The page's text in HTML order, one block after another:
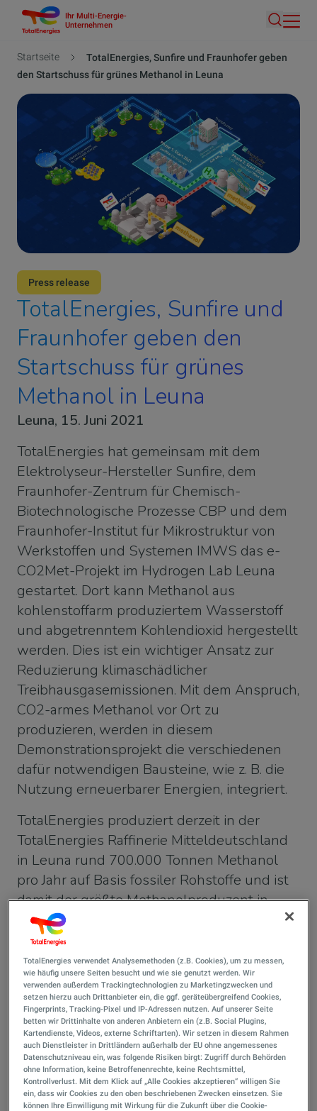
Inhalt
Ihr Multi-Energie-
Unternehmen
Suche
Pfadnavigation
Startseite
TotalEnergies, Sunfire und Fraunhofer geben
den Startschuss für grünes Methanol in Leuna
Press release
TotalEnergies, Sunfire und
Fraunhofer geben den
Startschuss für grünes
Methanol in Leuna
Leuna, 15. Juni 2021
TotalEnergies hat gemeinsam mit dem
Elektrolyseur-Hersteller Sunfire, dem
Fraunhofer-Zentrum für Chemisch-
Biotechnologische Prozesse CBP und dem
Fraunhofer-Institut für Mikrostruktur von
Werkstoffen und Systemen IMWS das e-
CO2Met-Projekt im Hydrogen Lab Leuna
gestartet. Dort kann Methanol aus
kohlenstoffarm produziertem Wasserstoff
und abgetrenntem Kohlendioxid hergestellt
werden. Dies ist ein wichtiger Ansatz zur
Reduzierung klimaschädlicher
Treibhausgasemissionen. Mit dem Anspruch,
CO2-armes Methanol vor Ort zu
produzieren, werden in diesem
Demonstrationsprojekt die verschiedenen
dafür notwendigen Bausteine, wie z. B. die
Nutzung erneuerbarer Energien, integriert.
TotalEnergies produziert derzeit in der
TotalEnergies Raffinerie Mitteldeutschland
in Leuna rund 700.000 Tonnen Methanol
pro Jahr auf Basis fossiler Rohstoffe und ist
damit der größte Methanolproduzent in
Europa. Das Projekt e-CO2Met ist daher ein
wichtiger Schritt in Richtung
Klimaneutralität. Es zielt darauf ab, das
Zusammenspiel von drei innovativen
Prozessen zu testen - die Nutzung von CO2
aus der Raffinerie, die Verwendung von
grünem Wasserstoff, der durch
Hochtemperatur-Elektrolyse erzeugt wird,
und die anschließende Methanolsynthese
auf der Skalierungsplattform Hy2Chem.
TotalEnergies verwendet Analysemethoden (z.B. Cookies), um zu messen,
wie häufig unsere Seiten besucht und wie sie genutzt werden. Wir
verwenden außerdem Trackingtechnologien zu Marketingzwecken und
setzen hierzu auch Drittanbieter ein, die ggf. geräteübergreifend Cookies,
Fingerprints, Tracking-Pixel und IP-Adressen nutzen. Auf unserer Seite
betten wir Drittinhalte von anderen Anbietern ein (z.B. Social Plugins,
Kartendienste, Videos, externe Schriftarten). Wir setzen in diesem Rahmen
auch Dienstleister in Drittländern außerhalb der EU ohne angemessenes
Datenschutzniveau ein, was folgende Risiken birgt: Zugriff durch Behörden
ohne Information, keine Betroffenenrechte, keine Rechtsmittel,
Kontrollverlust. Mit dem Klick auf „Alle Cookies akzeptieren“ willigen Sie
ein, dass wir Cookies zu den oben beschriebenen Zwecken einsetzen. Sie
können Ihre Einwilligung mit Wirkung für die Zukunft über die Cookie-